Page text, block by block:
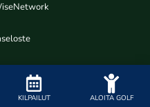
KILPAILUT ALOITA GOLF